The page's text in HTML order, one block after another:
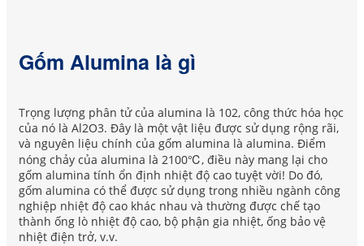
Gốm Alumina là gì
Trọng lượng phân tử của alumina là 102, công thức hóa học
của nó là Al2O3. Đây là một vật liệu được sử dụng rộng rãi,
và nguyên liệu chính của gốm alumina là alumina. Điểm
nóng chảy của alumina là 2100℃, điều này mang lại cho
gốm alumina tính ổn định nhiệt độ cao tuyệt vời! Do đó,
gốm alumina có thể được sử dụng trong nhiều ngành công
nghiệp nhiệt độ cao khác nhau và thường được chế tạo
thành ống lò nhiệt độ cao, bộ phận gia nhiệt, ống bảo vệ
nhiệt điện trở, v.v.